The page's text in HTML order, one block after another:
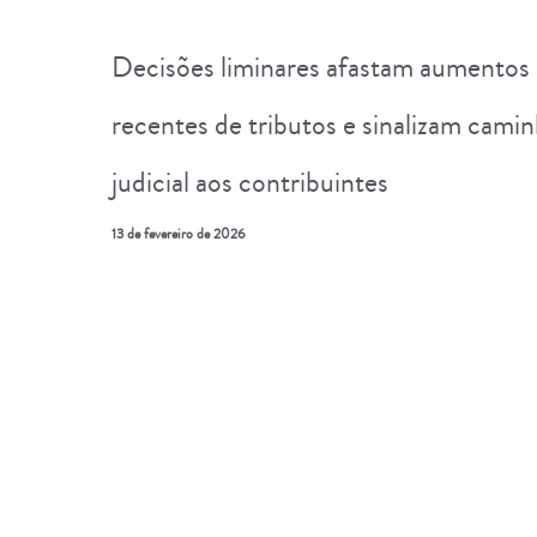
Decisões liminares afastam aumentos
recentes de tributos e sinalizam
judicial aos contribuintes
13 de fevereiro de 2026